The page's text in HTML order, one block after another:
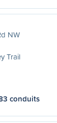
NW
Trail
conduits